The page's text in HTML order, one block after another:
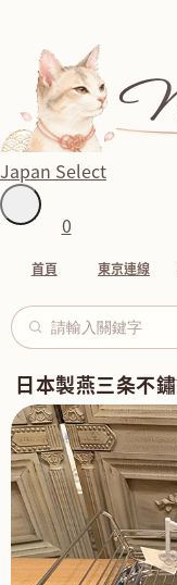
Japan Select
0
首頁 東京連線
日本製燕三条不